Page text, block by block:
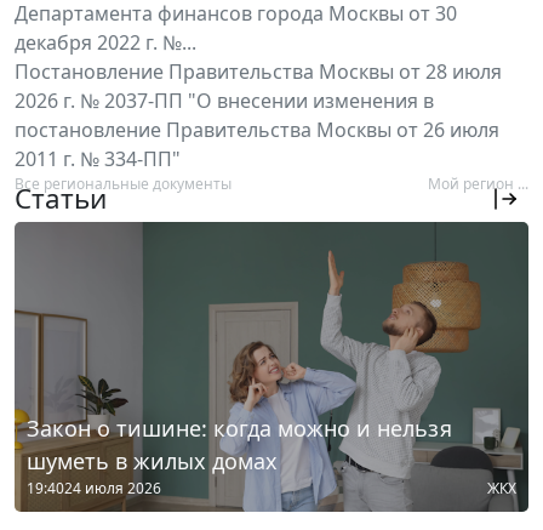
Департамента финансов города Москвы от 30
декабря 2022 г. №...
Постановление Правительства Москвы от 28 июля
2026 г. № 2037-ПП "О внесении изменения в
постановление Правительства Москвы от 26 июля
2011 г. № 334-ПП"
Все региональные документы Мой регион ...
Статьи
Закон о тишине: когда можно и нельзя
шуметь в жилых домах
19:4024 июля 2026 ЖКХ